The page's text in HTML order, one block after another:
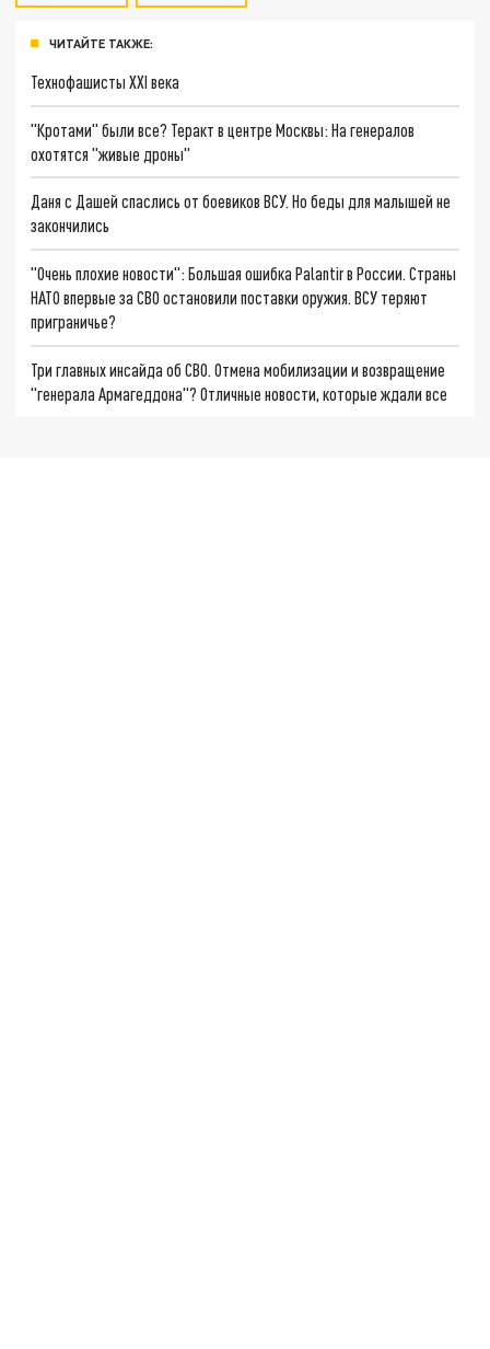
ЧИТАЙТЕ ТАКЖЕ:
Технофашисты XXI века
"Кротами" были все? Теракт в центре Москвы: На генералов
охотятся "живые дроны"
Даня с Дашей спаслись от боевиков ВСУ. Но беды для малышей не
закончились
"Очень плохие новости": Большая ошибка Palantir в России. Страны
НАТО впервые за СВО остановили поставки оружия. ВСУ теряют
приграничье?
Три главных инсайда об СВО. Отмена мобилизации и возвращение
"генерала Армагеддона"? Отличные новости, которые ждали все